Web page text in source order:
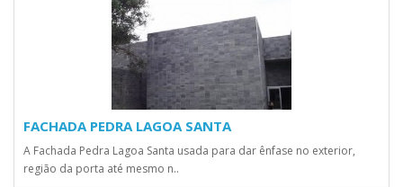
FACHADA PEDRA LAGOA SANTA
A Fachada Pedra Lagoa Santa usada para dar ênfase no exterior,
região da porta até mesmo n..